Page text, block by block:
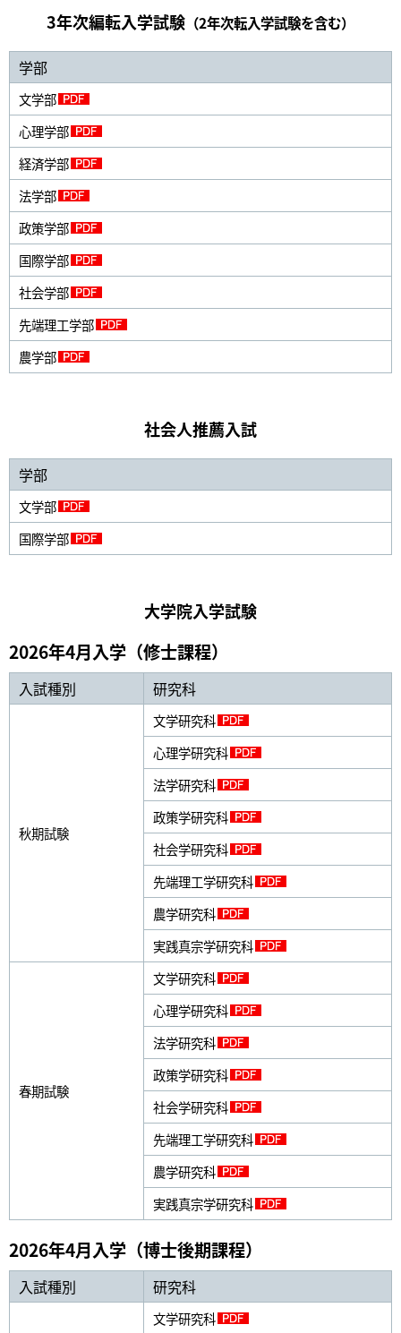
3年次編転入学試験 （2年次転入学試験を含む）
学部
文学部
心理学部
経済学部
法学部
政策学部
国際学部
社会学部
先端理工学部
農学部
社会人推薦入試
学部
文学部
国際学部
大学院入学試験
2026年4月入学（修士課程）
入試種別 研究科
秋期試験
文学研究科
心理学研究科
法学研究科
政策学研究科
社会学研究科
先端理工学研究科
農学研究科
実践真宗学研究科
春期試験
文学研究科
心理学研究科
法学研究科
政策学研究科
社会学研究科
先端理工学研究科
農学研究科
実践真宗学研究科
2026年4月入学（博士後期課程）
入試種別 研究科
文学研究科